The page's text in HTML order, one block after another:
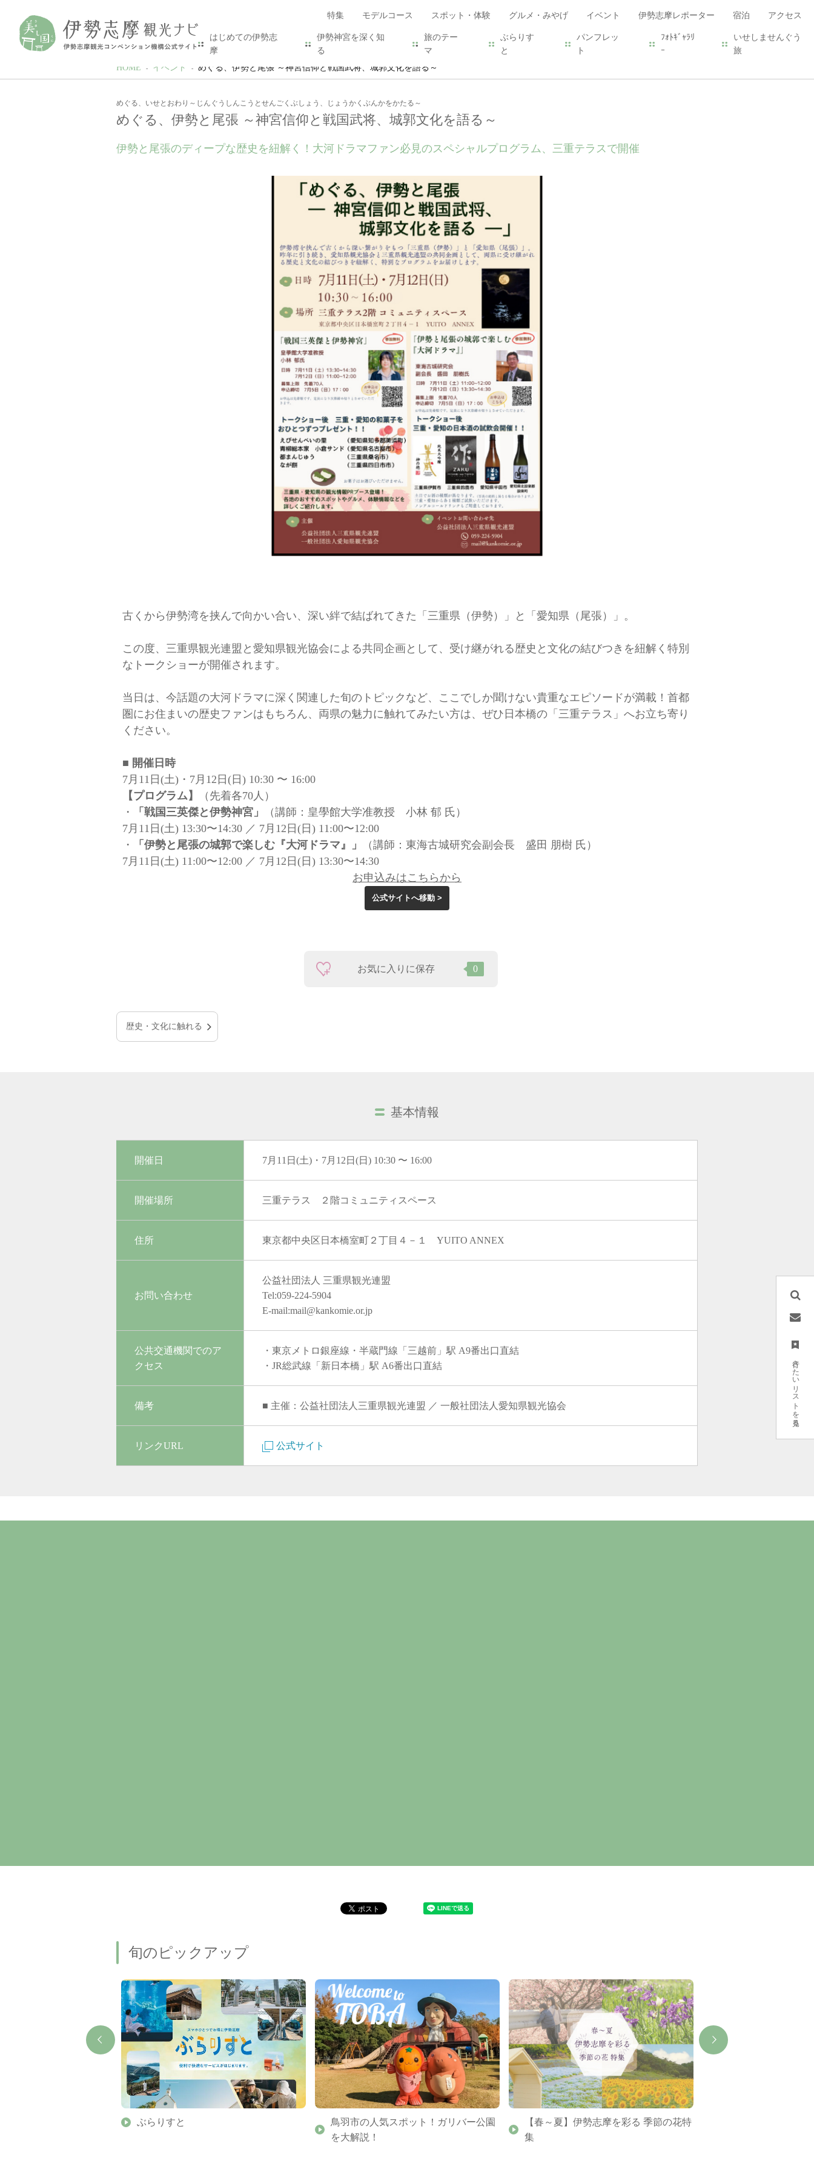
特集 モデルコース スポット・体験 グルメ・みやげ イベント 伊勢志摩レポーター 宿泊 アクセス
はじめての伊勢志
摩
伊勢神宮を深く知
る
旅のテー
マ
ぶらりす
と
パンフレッ
ト
ﾌｫﾄｷﾞｬﾗﾘ
ｰ
いせしませんぐう
旅
行きたいリストを見る
HOME イベント めぐる、伊勢と尾張 ～神宮信仰と戦国武将、城郭文化を語る～
めぐる、いせとおわり～じんぐうしんこうとせんごくぶしょう、じょうかくぶんかをかたる～
めぐる、伊勢と尾張 ～神宮信仰と戦国武将、城郭文化を語る～
伊勢と尾張のディープな歴史を紐解く！大河ドラマファン必見のスペシャルプログラム、三重テラスで開催
古くから伊勢湾を挟んで向かい合い、深い絆で結ばれてきた「三重県（伊勢）」と「愛知県（尾張）」。
この度、三重県観光連盟と愛知県観光協会による共同企画として、受け継がれる歴史と文化の結びつきを紐解く特別
なトークショーが開催されます。
当日は、今話題の大河ドラマに深く関連した旬のトピックなど、ここでしか聞けない貴重なエピソードが満載！首都
圏にお住まいの歴史ファンはもちろん、両県の魅力に触れてみたい方は、ぜひ日本橋の「三重テラス」へお立ち寄り
ください。
■ 開催日時
7月11日(土)・7月12日(日) 10:30 〜 16:00
【プログラム】
（先着各70⼈）
・
「戦国三英傑と伊勢神宮」
（講師：皇學館大学准教授 小林 郁 氏）
7月11日(土) 13:30〜14:30 ／ 7月12日(日) 11:00〜12:00
・
「伊勢と尾張の城郭で楽しむ『大河ドラマ』」
（講師：東海古城研究会副会長 盛田 朋樹 氏）
7月11日(土) 11:00〜12:00 ／ 7月12日(日) 13:30〜14:30
お申込みはこちらから
公式サイトへ移動 >
お気に入りに保存 0
歴史・文化に触れる
基本情報
開催日 7月11日(土)・7月12日(日) 10:30 〜 16:00
開催場所 三重テラス ２階コミュニティスペース
住所 東京都中央区日本橋室町２丁目４－１ YUITO ANNEX
お問い合わせ
公益社団法人 三重県観光連盟
Tel:059-224-5904
E-mail:mail@kankomie.or.jp
公共交通機関でのア
クセス
・東京メトロ銀座線・半蔵門線「三越前」駅 A9番出口直結
・JR総武線「新日本橋」駅 A6番出口直結
備考 ■ 主催：公益社団法人三重県観光連盟 ／ 一般社団法人愛知県観光協会
リンクURL 公式サイト
旬のピックアップ
ぶらりすと
鳥羽市の人気スポット！ガリバー公園
を大解説！
【春～夏】伊勢志摩を彩る 季節の花特
集